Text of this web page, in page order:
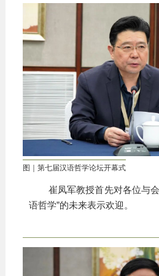
图｜第七届汉语哲学论坛开幕式
崔凤军教授首先对各位与
语哲学”的未来表示欢迎。